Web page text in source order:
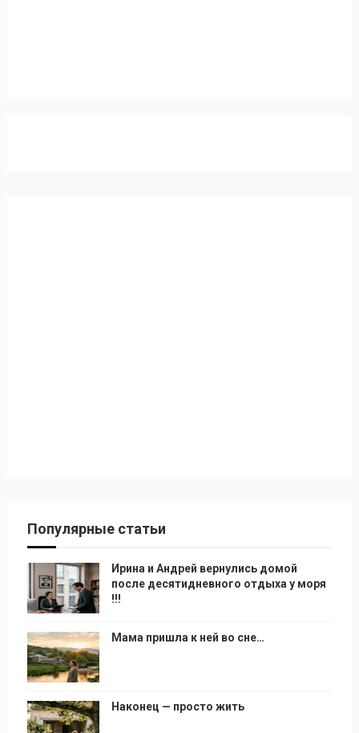
Популярные статьи
Ирина и Андрей вернулись домой
после десятидневного отдыха у моря
!!!
Мама пришла к ней во сне…
Наконец — просто жить